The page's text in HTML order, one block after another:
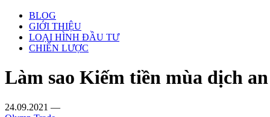
BLOG
GIỚI THIỆU
LOẠI HÌNH ĐẦU TƯ
CHIẾN LƯỢC
Làm sao Kiếm tiền mùa dịch
24.09.2021 —